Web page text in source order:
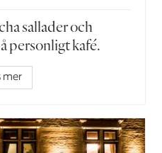
sallader och
personligt kafé.
mer